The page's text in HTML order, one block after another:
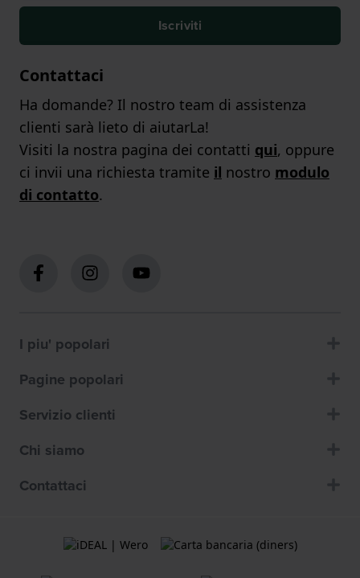
Iscriviti
Contattaci
Ha domande? Il nostro team di assistenza
clienti sarà lieto di aiutarLa!
Visiti la nostra pagina dei contatti qui, oppure
ci invii una richiesta tramite il nostro modulo
di contatto.
I piu' popolari
Pagine popolari
Servizio clienti
Chi siamo
Contattaci